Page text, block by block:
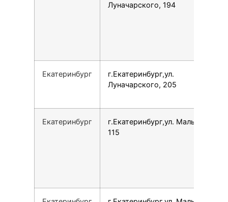
Луначарского, 194
Екатеринбург
г.Екатеринбург,ул.
Луначарского, 205
Екатеринбург
г.Екатеринбург,ул. Малышева,
115